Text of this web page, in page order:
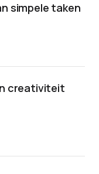
simpele taken
creativiteit